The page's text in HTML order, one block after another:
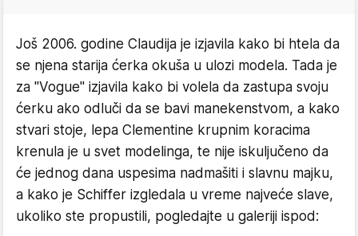
Još 2006. godine Claudija je izjavila kako bi htela da
se njena starija ćerka okuša u ulozi modela. Tada je
za "Vogue" izjavila kako bi volela da zastupa svoju
ćerku ako odluči da se bavi manekenstvom, a kako
stvari stoje, lepa Clementine krupnim koracima
krenula je u svet modelinga, te nije iskuljučeno da
će jednog dana uspesima nadmašiti i slavnu majku,
a kako je Schiffer izgledala u vreme najveće slave,
ukoliko ste propustili, pogledajte u galeriji ispod: